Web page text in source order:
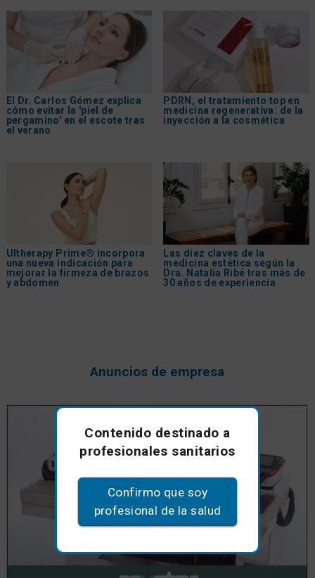
El Dr. Carlos Gómez explica
cómo evitar la 'piel de
pergamino' en el escote tras
el verano
PDRN, el tratamiento top en
medicina regenerativa: de la
inyección a la cosmética
Ultherapy Prime® incorpora
una nueva indicación para
mejorar la firmeza de brazos
y abdomen
Las diez claves de la
medicina estética según la
Dra. Natalia Ribé tras más de
30 años de experiencia
Anuncios de empresa
Contenido destinado a
profesionales sanitarios
Confirmo que soy
profesional de la salud